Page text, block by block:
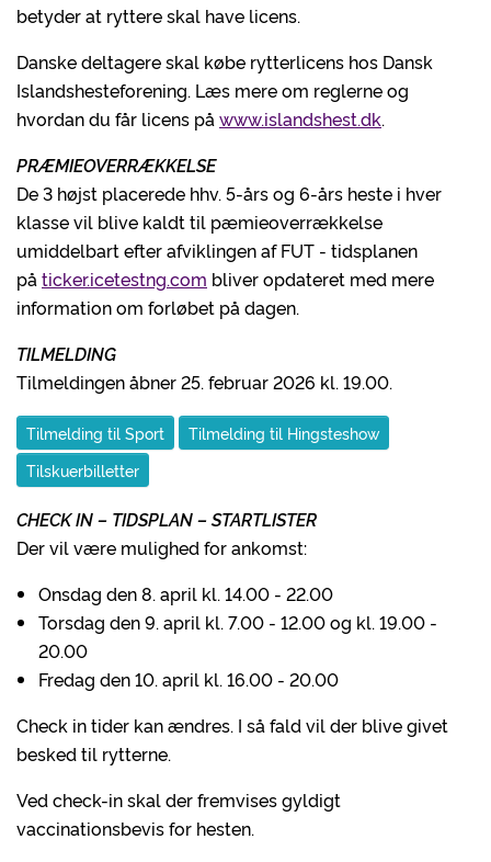
betyder at ryttere skal have licens.
Danske deltagere skal købe rytterlicens hos Dansk
Islandshesteforening. Læs mere om reglerne og
hvordan du får licens på www.islandshest.dk.
PRÆMIEOVERRÆKKELSE
De 3 højst placerede hhv. 5-års og 6-års heste i hver
klasse vil blive kaldt til pæmieoverrækkelse
umiddelbart efter afviklingen af FUT - tidsplanen
på ticker.icetestng.com bliver opdateret med mere
information om forløbet på dagen.
TILMELDING
Tilmeldingen åbner 25. februar 2026 kl. 19.00.
Tilmelding til Sport
Tilmelding til Hingsteshow
Tilskuerbilletter
CHECK IN – TIDSPLAN – STARTLISTER
Der vil være mulighed for ankomst:
Onsdag den 8. april kl. 14.00 - 22.00
Torsdag den 9. april kl. 7.00 - 12.00 og kl. 19.00 -
20.00
Fredag den 10. april kl. 16.00 - 20.00
Check in tider kan ændres. I så fald vil der blive givet
besked til rytterne.
Ved check-in skal der fremvises gyldigt
vaccinationsbevis for hesten.